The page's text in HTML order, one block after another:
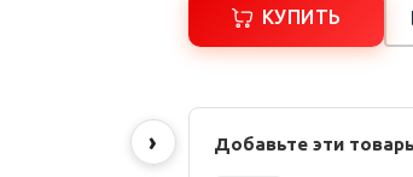
›
КУПИТЬ
Добавьте эти